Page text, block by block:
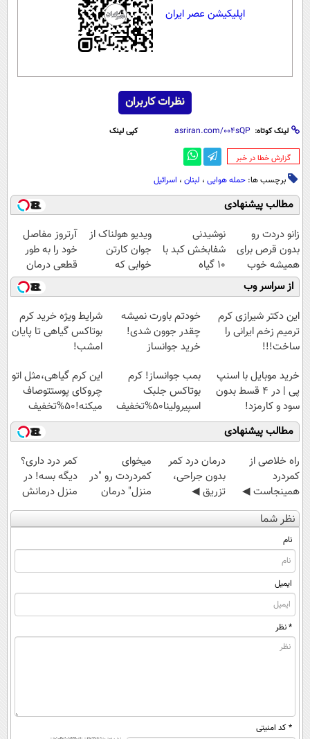
اپلیکیشن عصر ایران
نظرات کاربران
لینک کوتاه: کپی لینک
‌گزارش خطا در خبر
برچسب ها: حمله هوایی ، لبنان ، اسرائیل
مطالب پیشنهادی
زانو دردت رو
بدون قرص برای
همیشه خوب
کن! (قدم اول،
پرسش‌نامه)
نوشیدنی
شفابخش کبد با
10 گیاه
موثر(تخفیف تا
امشب)
ویدیو هولناک از
جوان کارتن
خوابی که
میلیاردر شد.
آموزش رایگان
آرتروز مفاصل
خود را به طور
قطعی درمان
کنید!
◗پرسش‌نامه◖
از سراسر وب
این دکتر شیرازی کرم
ترمیم زخم ایرانی را
ساخت!!!
خودتم باورت نمیشه
چقدر جوون شدی!
خرید جوانساز
ویژه
شرایط ویژه خرید کرم
بوتاکس گیاهی تا پایان
امشب!
خرید موبایل با اسنپ
پی | در ۴ قسط بدون
سود و کارمزد!
بمب جوانساز! کرم
بوتاکس جلبک
اسپیرولینا50%تخفیف
این کرم گیاهی،مثل اتو
چروکای پوستتوصاف
میکنه!50%تخفیف
مطالب پیشنهادی
‌راه خلاصی از
کمردرد
همینجاست ◀
فقط کافیه فرم
رو پر کنی!
درمان درد کمر
بدون جراحی،
تزریق ◀
پرسش‌نامه رو پر
کن ▶
میخوای
کمردردت رو "در
منزل" درمان
کنی؟ (◂فیلم +
◂پرسش‌نامه)
کمر درد داری؟
دیگه بسه! در
منزل درمانش
کن
(◀پرسش‌نامه)
نظر شما
نام
ایمیل
* نظر
* کد امنیتی